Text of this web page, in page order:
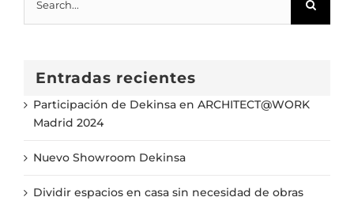
for:
Entradas recientes
Participación de Dekinsa en ARCHITECT@WORK
Madrid 2024
Nuevo Showroom Dekinsa
Dividir espacios en casa sin necesidad de obras